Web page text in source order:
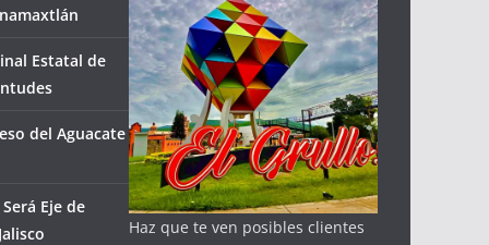
Estatal de
del Aguacate
Eje de
Haz que te ven posibles clientes